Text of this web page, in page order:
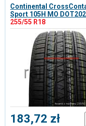
Continental
Sport 105H MO
255/55 R18
183,72 zł